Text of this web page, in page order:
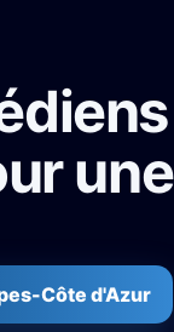
Côte d'Azur